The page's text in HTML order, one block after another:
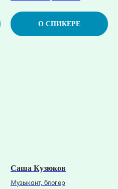
О СПИКЕРЕ
Саша Кузюков
Музыкант, блогер